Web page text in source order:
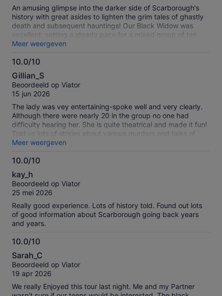
An amusing glimpse into the darker side of Scarborough's
history with great asides to lighten the grim tales of ghastly
death and subsequent hauntings! Our Black Widow was
excellent, setting a steady pace for a mixed group of ten
strangers, giving us the pleasure/benefit of her historian
background with great charm, alarm and laughter1 Many
thanks for a terrific evening.
Meer weergeven
10.0/10
10.0
van
10
Gillian_S
Beoordeeld op Viator
15 jun 2026
The lady was vey entertaining-spoke well and very clearly.
Although there were nearly 20 in the group no one had
difficulty hearing her. She is quite theatrical and made it fun!
Told us lots of stories about various murders and tales of
'derring do'. Showed us around the old town of Scarborough.
We had a trip on one of Scarborough's famous lifts from
beach level to the top which was good.
Meer weergeven
10.0/10
10.0
van
10
kay_h
Beoordeeld op Viator
25 mei 2026
Really good experience. Lots of history told. Found out lots
of good information about Scarborough going back years
and years.
10.0/10
10.0
van
10
Sarah_C
Beoordeeld op Viator
19 apr 2026
We really Enjoyed this tour last night. Me and my Partner